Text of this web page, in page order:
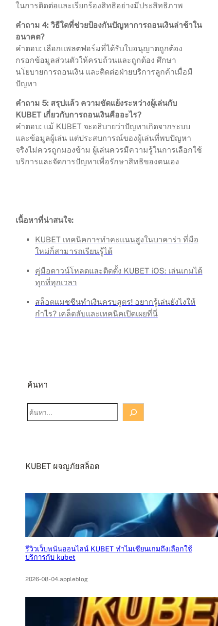
ในการติดต่อและเรียกร้องสิทธิอย่างมีประสิทธิภาพ
คำถาม 4: วิธีใดที่ช่วยป้องกันปัญหาการถอนเงินล่าช้าใน
อนาคต?
คำตอบ: เลือกแพลตฟอร์มที่ได้รับใบอนุญาตถูกต้อง
กรอกข้อมูลส่วนตัวให้ครบถ้วนและถูกต้อง ศึกษา
นโยบายการถอนเงิน และติดต่อฝ่ายบริการลูกค้าเมื่อมี
ปัญหา
คำถาม 5: สรุปแล้ว ความขัดแย้งระหว่างผู้เล่นกับ
KUBET เกี่ยวกับการถอนเงินคืออะไร?
คำตอบ: แม้ KUBET จะอธิบายว่าปัญหาเกิดจากระบบ
และข้อมูลผู้เล่น แต่ประสบการณ์ของผู้เล่นที่พบปัญหา
จริงไม่ควรถูกมองข้าม ผู้เล่นควรมีความรู้ในการเลือกใช้
บริการและจัดการปัญหาเพื่อรักษาสิทธิของตนเอง
เนื้อหาที่น่าสนใจ:
KUBET เทคนิคการทำคะแนนสูงในบาคาร่า ที่มือ
ใหม่ก็สามารถเรียนรู้ได้
คู่มือดาวน์โหลดและติดตั้ง KUBET iOS: เล่นเกมได้
ทุกที่ทุกเวลา
สล็อตแมชชีนทำเงินครบสูตร! อยากรู้เล่นยังไงให้
กำไร? เคล็ดลับและเทคนิคเปิดเผยที่นี่
ค้นหา
S
e
h
KUBET ผจญภัยสล็อต
รีวิวเว็บพนันออนไลน์ KUBET ทำไมเซียนเกมถึงเลือกใช้
บริการกับ kubet
2026-08-04.appleblog